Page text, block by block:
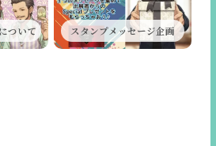
ついて スタンプメッセージ企画